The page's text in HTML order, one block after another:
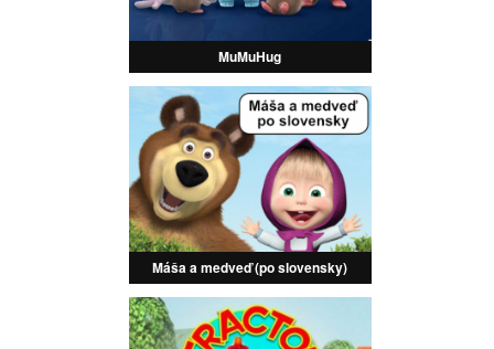
MuMuHug
Máša a medveď (po slovensky)